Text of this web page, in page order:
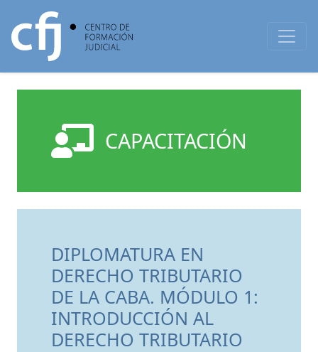
CAPACITACIÓN
DIPLOMATURA EN
DERECHO TRIBUTARIO
DE LA CABA. MÓDULO 1:
INTRODUCCIÓN AL
DERECHO TRIBUTARIO